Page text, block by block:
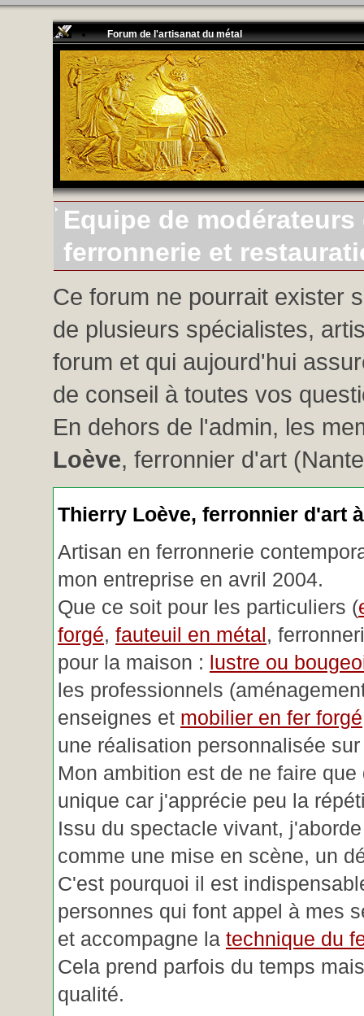
Forum de l'artisanat du métal
Equipe de
ferronnerie et
Ce forum ne pourrait exister
de plusieurs spécialistes,
forum et qui aujourd'hui
de conseil à toutes vos
En dehors de l'admin, les
Loève, ferronnier d'art
Thierry Loève, ferronnier d'art
Artisan en ferronnerie
mon entreprise en avril 2004.
Que ce soit pour les particuliers (
forgé, fauteuil en métal,
pour la maison : lustre ou
les professionnels
enseignes et mobilier en fer forgé
une réalisation personnalisée
Mon ambition est de ne faire que
unique car j'apprécie peu la
Issu du spectacle vivant,
comme une mise en scène, un
C'est pourquoi il est
personnes qui font appel à mes
et accompagne la technique du
Cela prend parfois du temps
qualité.